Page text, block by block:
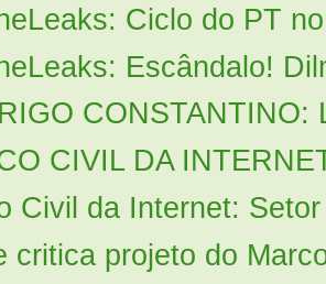
Ciclo do PT
Escândalo!
CONSTANTINO:
CIVIL DA
Civil da Internet:
critica projeto do